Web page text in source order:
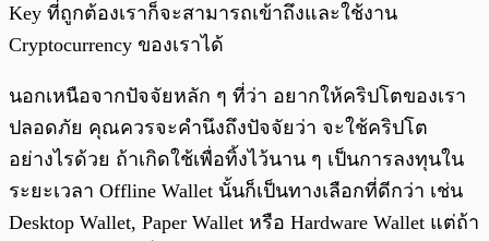
Key ที่ถูกต้องเราก็จะสามารถเข้าถึงและใช้งาน
Cryptocurrency ของเราได้
นอกเหนือจากปัจจัยหลัก ๆ ที่ว่า อยากให้คริปโตของเรา
ปลอดภัย คุณควรจะคำนึงถึงปัจจัยว่า จะใช้คริปโต
อย่างไรด้วย ถ้าเกิดใช้เพื่อทิ้งไว้นาน ๆ เป็นการลงทุนใน
ระยะเวลา Offline Wallet นั้นก็เป็นทางเลือกที่ดีกว่า เช่น
Desktop Wallet, Paper Wallet หรือ Hardware Wallet แต่ถ้า